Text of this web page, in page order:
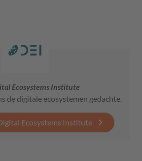
Ecosystems Institute
de digitale ecosystemen gedachte.
Ecosystems Institute